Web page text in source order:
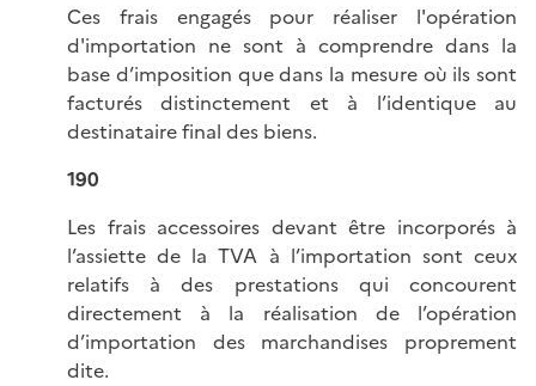
Ces frais engagés pour réaliser l'opération
d'importation ne sont à comprendre dans la
base d’imposition que dans la mesure où ils sont
facturés distinctement et à l’identique au
destinataire final des biens.
190
Les frais accessoires devant être incorporés à
l’assiette de la TVA à l’importation sont ceux
relatifs à des prestations qui concourent
directement à la réalisation de l’opération
d’importation des marchandises proprement
dite.